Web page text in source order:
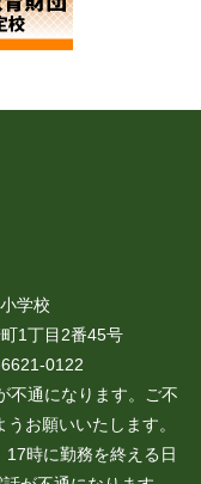
学校
1丁目2番45号
0122
不通になります。ご不
お願いいたします。
時に勤務を終える日